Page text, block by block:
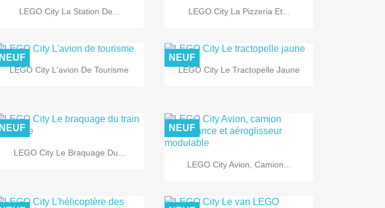
 Aperçu rapide
LEGO City La Station De...  Aperçu rapide
LEGO City La Pizzeria Et...
 Aperçu rapide
LEGO City L'avion De Tourisme
NEUF
 Aperçu rapide
LEGO City Le Tractopelle Jaune
NEUF
 Aperçu rapide
LEGO City Le Braquage Du...
NEUF
 Aperçu rapide
LEGO City Avion, Camion...
NEUF